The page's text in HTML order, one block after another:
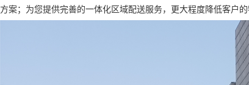
方案；为您提供完善的一体化区域配送服务，更大程度降低客户的